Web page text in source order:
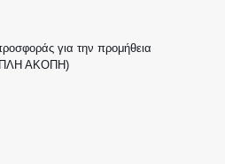
για την προμήθεια
ΑΠΛΗ ΑΚΟΠΗ)